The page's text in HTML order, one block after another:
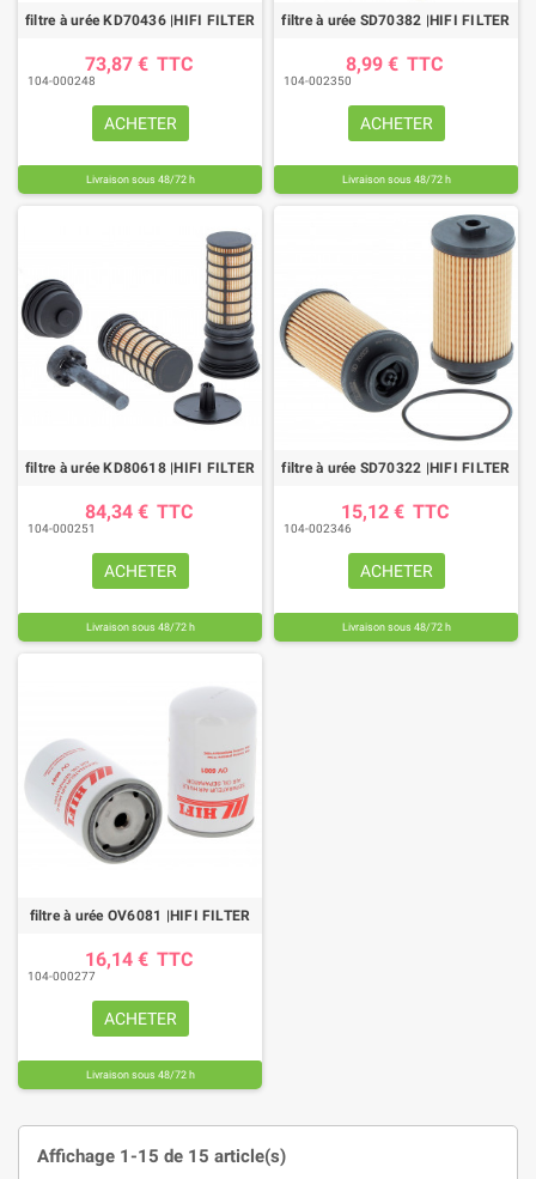
filtre à urée KD70436 |HIFI FILTER
73,87 € TTC
104-000248
ACHETER
Livraison sous 48/72 h
filtre à urée SD70382 |HIFI FILTER
8,99 € TTC
104-002350
ACHETER
Livraison sous 48/72 h
filtre à urée KD80618 |HIFI FILTER
84,34 € TTC
104-000251
ACHETER
Livraison sous 48/72 h
filtre à urée SD70322 |HIFI FILTER
15,12 € TTC
104-002346
ACHETER
Livraison sous 48/72 h
filtre à urée OV6081 |HIFI FILTER
16,14 € TTC
104-000277
ACHETER
Livraison sous 48/72 h
Affichage 1-15 de 15 article(s)